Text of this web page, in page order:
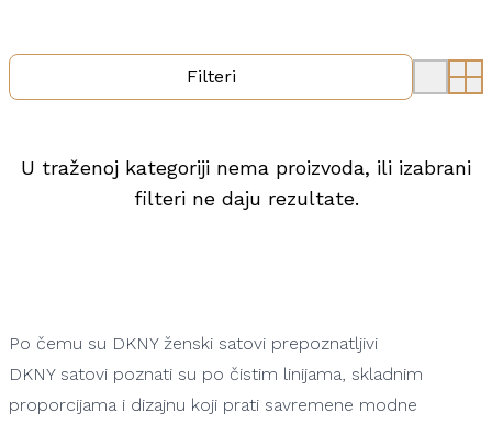
Filteri
U traženoj kategoriji nema proizvoda, ili izabrani
filteri ne daju rezultate.
Po čemu su DKNY ženski satovi prepoznatljivi
DKNY satovi poznati su po čistim linijama, skladnim
proporcijama i dizajnu koji prati savremene modne